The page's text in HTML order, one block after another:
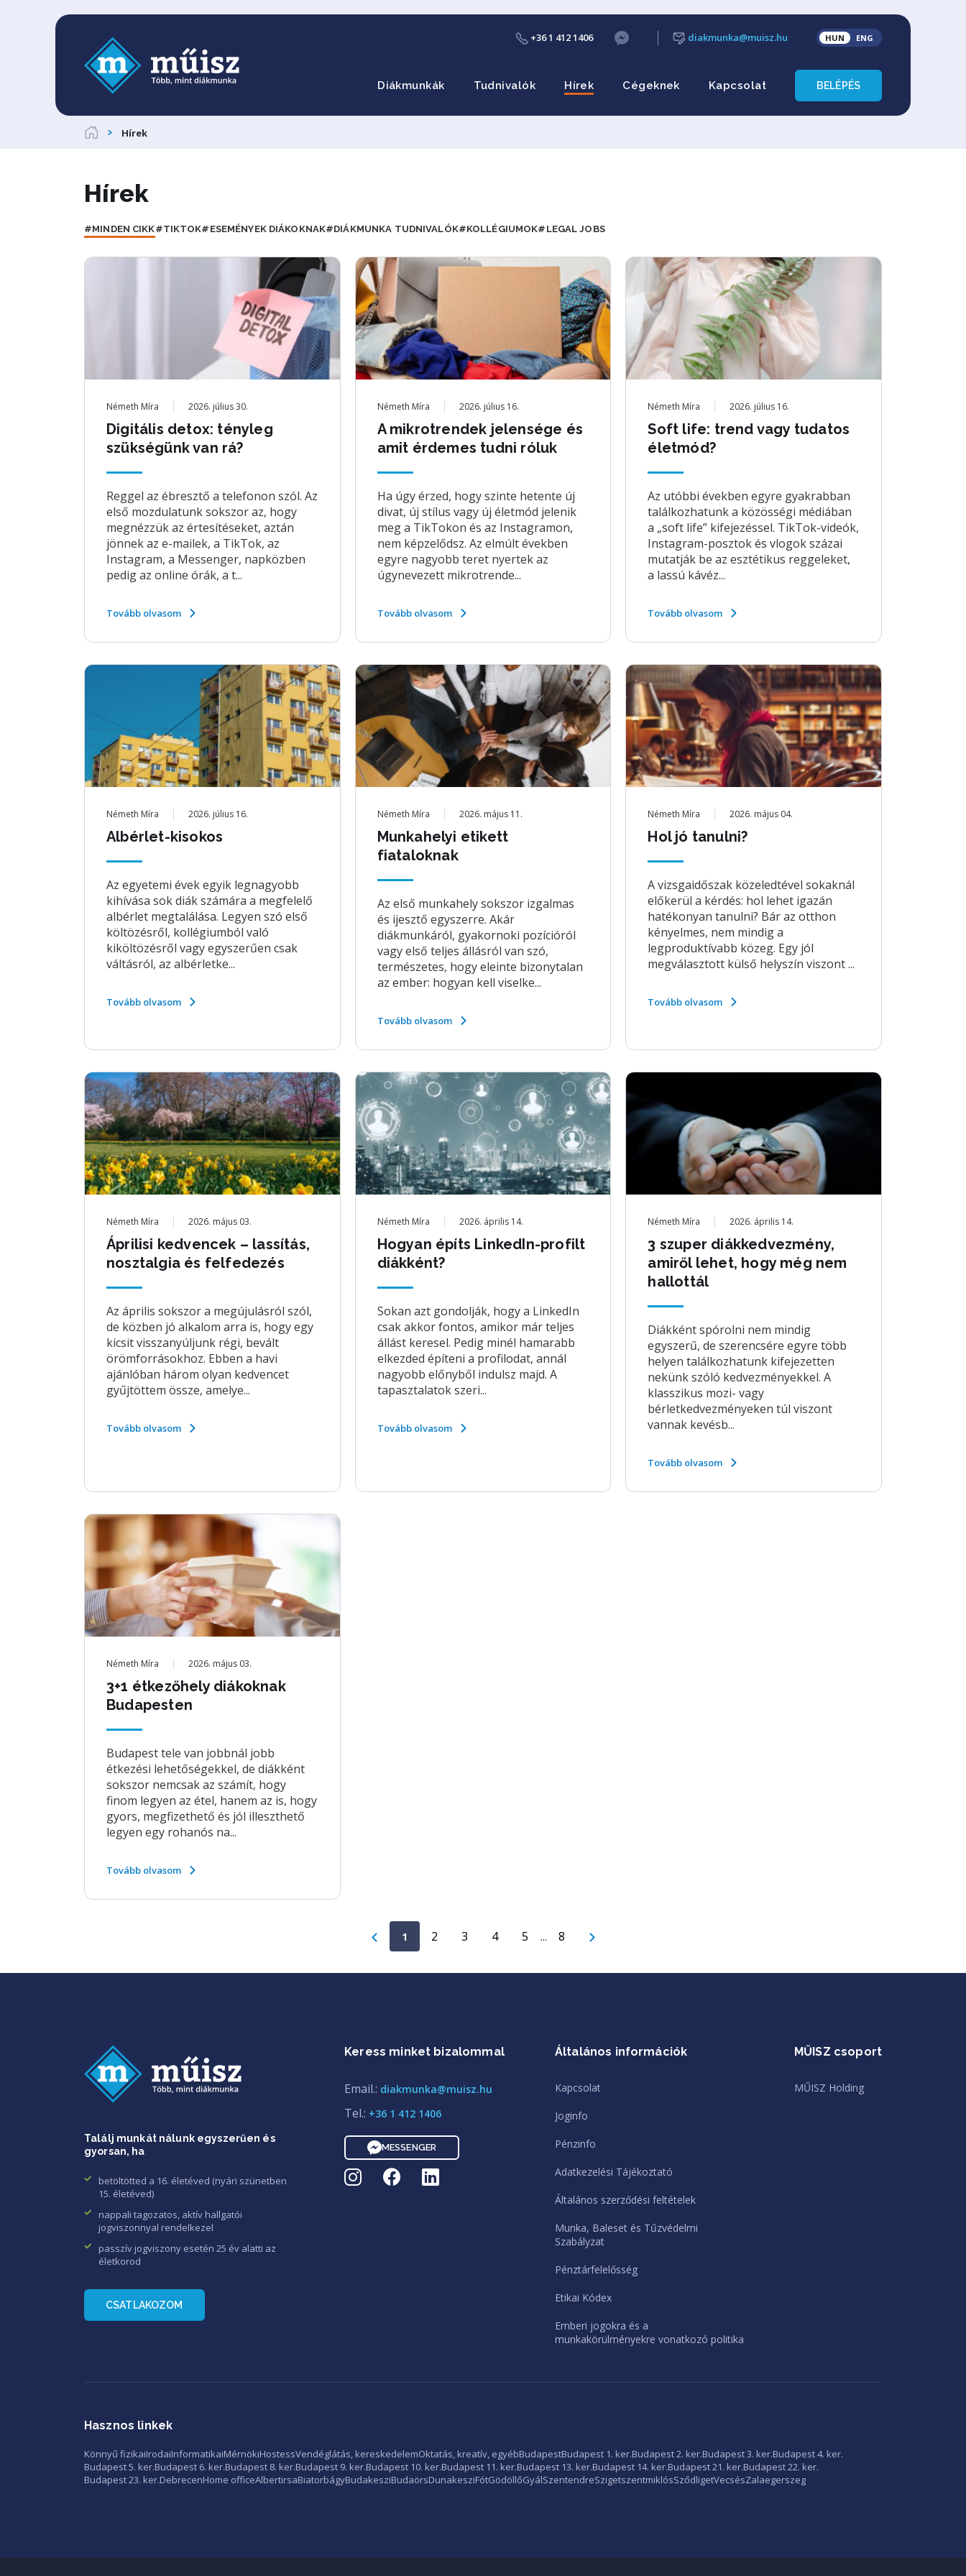
+36 1 412 1406 diakmunka@muisz.hu HUN ENG
Diákmunkák Tudnivalók Hírek Cégeknek Kapcsolat BELÉPÉS
Hírek
Hírek
#MINDEN CIKK#TIKTOK#ESEMÉNYEK DIÁKOKNAK#DIÁKMUNKA TUDNIVALÓK#KOLLÉGIUMOK#LEGAL JOBS
Németh Míra 2026. július 30.
Digitális detox: tényleg
szükségünk van rá?
Reggel az ébresztő a telefonon szól. Az
első mozdulatunk sokszor az, hogy
megnézzük az értesítéseket, aztán
jönnek az e-mailek, a TikTok, az
Instagram, a Messenger, napközben
pedig az online órák, a t...
Tovább olvasom
Németh Míra 2026. július 16.
A mikrotrendek jelensége és
amit érdemes tudni róluk
Ha úgy érzed, hogy szinte hetente új
divat, új stílus vagy új életmód jelenik
meg a TikTokon és az Instagramon,
nem képzelődsz. Az elmúlt években
egyre nagyobb teret nyertek az
úgynevezett mikrotrende...
Tovább olvasom
Németh Míra 2026. július 16.
Soft life: trend vagy tudatos
életmód?
Az utóbbi években egyre gyakrabban
találkozhatunk a közösségi médiában
a „soft life” kifejezéssel. TikTok-videók,
Instagram-posztok és vlogok százai
mutatják be az esztétikus reggeleket,
a lassú kávéz...
Tovább olvasom
Németh Míra 2026. július 16.
Albérlet-kisokos
Az egyetemi évek egyik legnagyobb
kihívása sok diák számára a megfelelő
albérlet megtalálása. Legyen szó első
költözésről, kollégiumból való
kiköltözésről vagy egyszerűen csak
váltásról, az albérletke...
Tovább olvasom
Németh Míra 2026. május 11.
Munkahelyi etikett
fiataloknak
Az első munkahely sokszor izgalmas
és ijesztő egyszerre. Akár
diákmunkáról, gyakornoki pozícióról
vagy első teljes állásról van szó,
természetes, hogy eleinte bizonytalan
az ember: hogyan kell viselke...
Tovább olvasom
Németh Míra 2026. május 04.
Hol jó tanulni?
A vizsgaidőszak közeledtével sokaknál
előkerül a kérdés: hol lehet igazán
hatékonyan tanulni? Bár az otthon
kényelmes, nem mindig a
legproduktívabb közeg. Egy jól
megválasztott külső helyszín viszont ...
Tovább olvasom
Németh Míra 2026. május 03.
Áprilisi kedvencek – lassítás,
nosztalgia és felfedezés
Az április sokszor a megújulásról szól,
de közben jó alkalom arra is, hogy egy
kicsit visszanyúljunk régi, bevált
örömforrásokhoz. Ebben a havi
ajánlóban három olyan kedvencet
gyűjtöttem össze, amelye...
Tovább olvasom
Németh Míra 2026. április 14.
Hogyan építs LinkedIn-profilt
diákként?
Sokan azt gondolják, hogy a LinkedIn
csak akkor fontos, amikor már teljes
állást keresel. Pedig minél hamarabb
elkezded építeni a profilodat, annál
nagyobb előnyből indulsz majd. A
tapasztalatok szeri...
Tovább olvasom
Németh Míra 2026. április 14.
3 szuper diákkedvezmény,
amiről lehet, hogy még nem
hallottál
Diákként spórolni nem mindig
egyszerű, de szerencsére egyre több
helyen találkozhatunk kifejezetten
nekünk szóló kedvezményekkel. A
klasszikus mozi- vagy
bérletkedvezményeken túl viszont
vannak kevésb...
Tovább olvasom
Németh Míra 2026. május 03.
3+1 étkezőhely diákoknak
Budapesten
Budapest tele van jobbnál jobb
étkezési lehetőségekkel, de diákként
sokszor nemcsak az számít, hogy
finom legyen az étel, hanem az is, hogy
gyors, megfizethető és jól illeszthető
legyen egy rohanós na...
Tovább olvasom
1 2 3 4 5 ... 8
Találj munkát nálunk egyszerűen és
gyorsan, ha
betöltötted a 16. életéved (nyári szünetben
15. életéved)
nappali tagozatos, aktív hallgatói
jogviszonnyal rendelkezel
passzív jogviszony esetén 25 év alatti az
életkorod
CSATLAKOZOM
Keress minket bizalommal
Email.: diakmunka@muisz.hu
Tel.: +36 1 412 1406
MESSENGER
Általános információk
Kapcsolat
Joginfo
Pénzinfo
Adatkezelési Tájékoztató
Általános szerződési feltételek
Munka, Baleset és Tűzvédelmi
Szabályzat
Pénztárfelelősség
Etikai Kódex
Emberi jogokra és a
munkakörülményekre vonatkozó politika
MŰISZ csoport
MŰISZ Holding
Hasznos linkek
Könnyű fizikaiIrodaiInformatikaiMérnökiHostessVendéglátás, kereskedelemOktatás, kreatív, egyébBudapestBudapest 1. ker.Budapest 2. ker.Budapest 3. ker.Budapest 4. ker.
Budapest 5. ker.Budapest 6. ker.Budapest 8. ker.Budapest 9. ker.Budapest 10. ker.Budapest 11. ker.Budapest 13. ker.Budapest 14. ker.Budapest 21. ker.Budapest 22. ker.
Budapest 23. ker.DebrecenHome officeAlbertirsaBiatorbágyBudakesziBudaörsDunakesziFótGödöllőGyálSzentendreSzigetszentmiklósSződligetVecsésZalaegerszeg